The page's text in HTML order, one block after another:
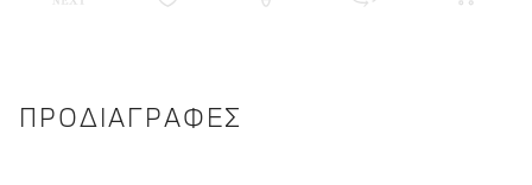
ΠΡΟΔΙΑΓΡΑΦΈΣ